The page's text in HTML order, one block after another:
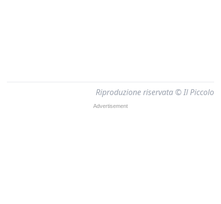
Riproduzione riservata © Il Piccolo